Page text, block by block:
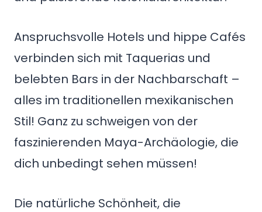
Anspruchsvolle Hotels und hippe Cafés
verbinden sich mit Taquerias und
belebten Bars in der Nachbarschaft –
alles im traditionellen mexikanischen
Stil! Ganz zu schweigen von der
faszinierenden Maya-Archäologie, die
dich unbedingt sehen müssen!
Die natürliche Schönheit, die